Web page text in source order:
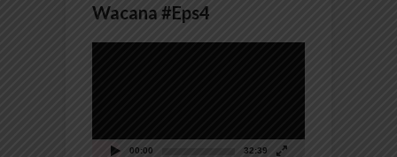
Wacana #Eps4
00:00 32:39